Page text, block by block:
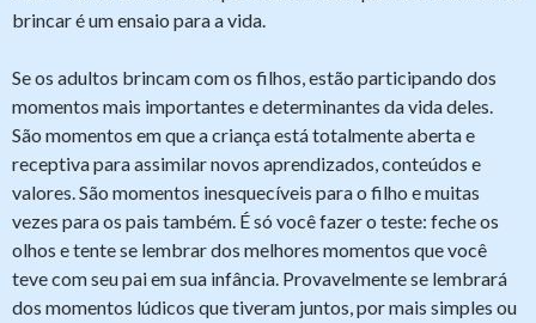
brincar é um ensaio para a vida.
Se os adultos brincam com os filhos, estão participando dos
momentos mais importantes e determinantes da vida deles.
São momentos em que a criança está totalmente aberta e
receptiva para assimilar novos aprendizados, conteúdos e
valores. São momentos inesquecíveis para o filho e muitas
vezes para os pais também. É só você fazer o teste: feche os
olhos e tente se lembrar dos melhores momentos que você
teve com seu pai em sua infância. Provavelmente se lembrará
dos momentos lúdicos que tiveram juntos, por mais simples ou